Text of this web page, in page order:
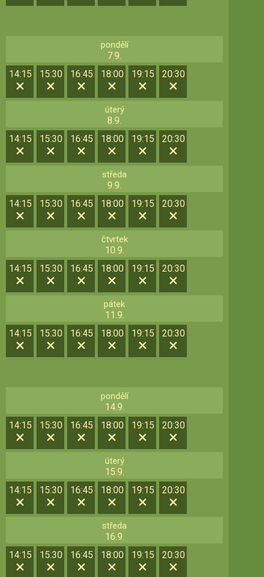
pondělí
7.9.
14:15
15:30 16:45 18:00 19:15 20:30
úterý
8.9.
14:15
15:30 16:45 18:00 19:15 20:30
středa
9.9.
14:15
15:30 16:45 18:00 19:15 20:30
čtvrtek
10.9.
14:15
15:30 16:45 18:00 19:15 20:30
pátek
11.9.
14:15
15:30 16:45 18:00 19:15 20:30
pondělí
14.9.
14:15
15:30 16:45 18:00 19:15 20:30
úterý
15.9.
14:15
15:30 16:45 18:00 19:15 20:30
středa
16.9.
14:15
15:30 16:45 18:00 19:15 20:30